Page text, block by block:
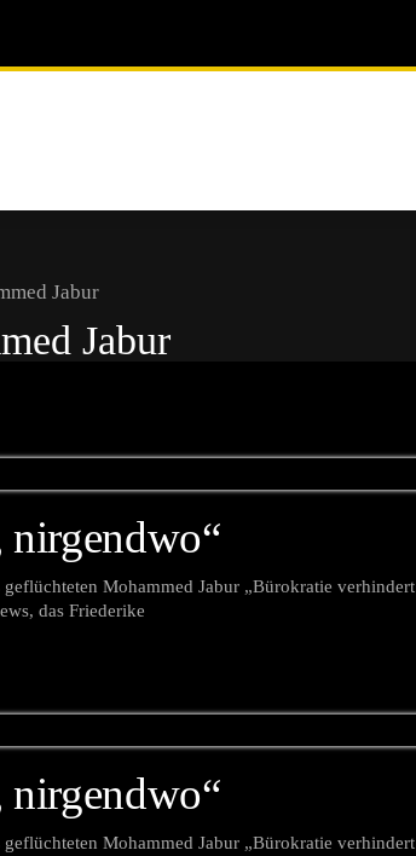
Jabur
Jabur
nirgendwo“
Mohammed Jabur „Bürokratie verhindert
das Friederike
nirgendwo“
Mohammed Jabur „Bürokratie verhindert